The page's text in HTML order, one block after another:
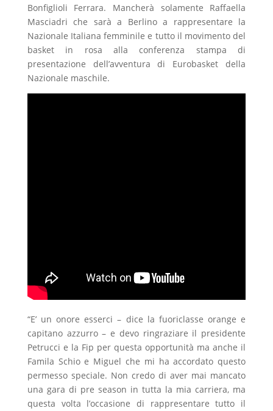
Bonfiglioli Ferrara. Mancherà solamente Raffaella
Masciadri che sarà a Berlino a rappresentare la
Nazionale Italiana femminile e tutto il movimento del
basket in rosa alla conferenza stampa di
presentazione dell’avventura di Eurobasket della
Nazionale maschile.
“E’ un onore esserci – dice la fuoriclasse orange e
capitano azzurro – e devo ringraziare il presidente
Petrucci e la Fip per questa opportunità ma anche il
Famila Schio e Miguel che mi ha accordato questo
permesso speciale. Non credo di aver mai mancato
una gara di pre season in tutta la mia carriera, ma
questa volta l’occasione di rappresentare tutto il